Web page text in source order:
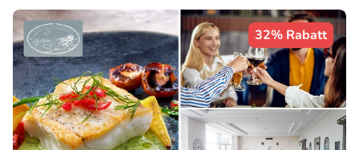
32% Rabatt